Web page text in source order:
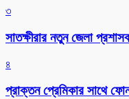
৩
সাতক্ষীরার নতুন জেলা
৪
প্রাক্তন প্রেমিকার সাথে